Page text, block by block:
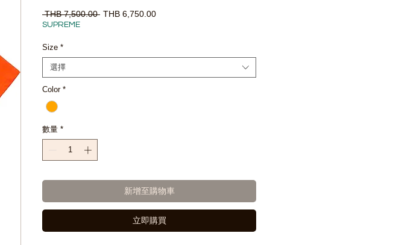
THB 7,500.00 一THB 6,750.00促
SUPREME
Size *
選擇
Color *
數量 *
新增至購物車
立即購買